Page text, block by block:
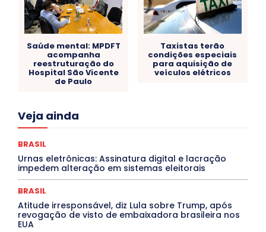
Saúde mental: MPDFT
acompanha
reestruturação do
Hospital São Vicente
de Paulo
Taxistas terão
condições especiais
para aquisição de
veículos elétricos
Veja ainda
Acre
Congressuanas & Esplanadumas
Covid-19
Crônica Política Crônicas
CULTURA
Cultura e Tal
DANÇA Dengue
Denuncia
DESTAQUE BRASIL
DESTAQUE DF
DESTAQUE SAÚDE
DESTAQUES OUTROS
ELEIÇÕES
EMPREGO E OPORTUNIDADES
ENTORNO
Especial
Espírito Santo ESPORTE
ESTÁGIO
BRASIL
Urnas eletrônicas: Assinatura digital e lacração
impedem alteração em sistemas eleitorais
BRASIL
Atitude irresponsável, diz Lula sobre Trump, após
revogação de visto de embaixadora brasileira nos
EUA